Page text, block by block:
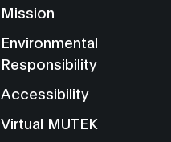
Mission
Environmental
Responsibility
Accessibility
Virtual MUTEK